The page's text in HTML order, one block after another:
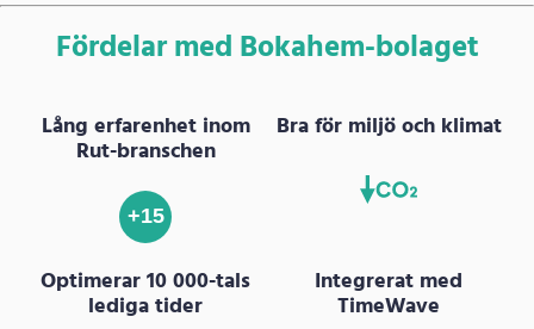
Fördelar med Bokahem-bolaget
Lång erfarenhet inom
Rut-branschen
+15
Bra för miljö och klimat
Optimerar 10 000-tals
lediga tider
Integrerat med
TimeWave